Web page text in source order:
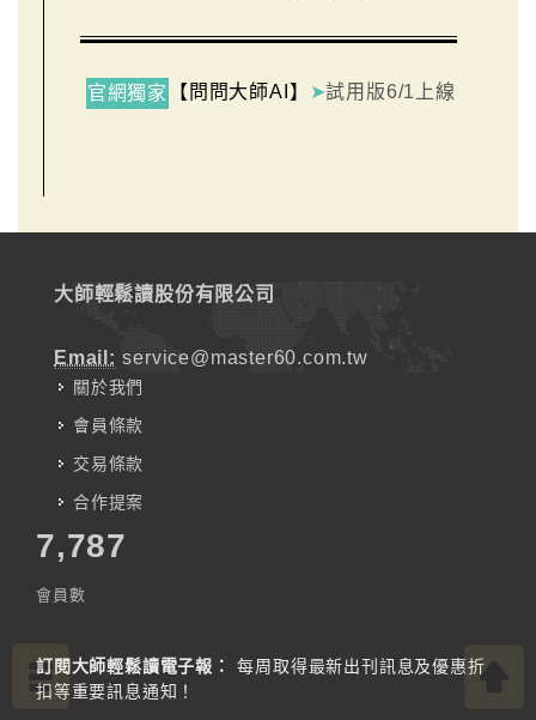
官網獨家 【問問大師AI】 ➤試用版6/1上線
大師輕鬆讀股份有限公司
Email: service@master60.com.tw
關於我們
會員條款
交易條款
合作提案
7,787
會員數
訂閱大師輕鬆讀電子報：
每周取得最新出刊訊息及優惠折
扣等重要訊息通知！